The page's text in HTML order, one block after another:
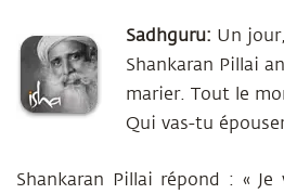
Sadhguru: Un
Shankaran Pillai
marier. Tout le
Qui vas-tu
Shankaran Pillai répond : « Je